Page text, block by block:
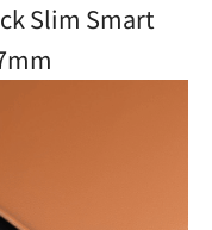
Slim Smart